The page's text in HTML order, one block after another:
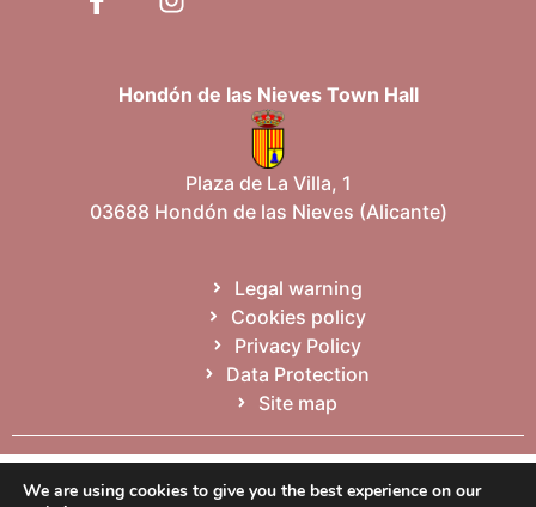
Hondón de las Nieves Town Hall
Plaza de La Villa, 1
03688 Hondón de las Nieves (Alicante)
Legal warning
Cookies policy
Privacy Policy
Data Protection
Site map
We are using cookies to give you the best experience on our